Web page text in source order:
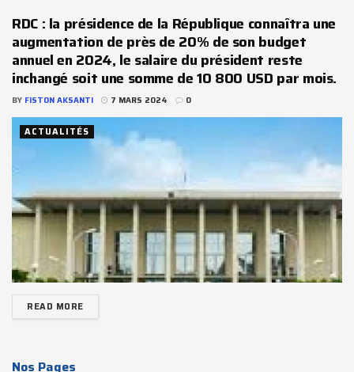
RDC : la présidence de la République connaîtra une
augmentation de près de 20% de son budget
annuel en 2024, le salaire du président reste
inchangé soit une somme de 10 800 USD par mois.
BY FISTON AKSANTI 7 MARS 2024 0
ACTUALITÉS
READ MORE
Nos Pages